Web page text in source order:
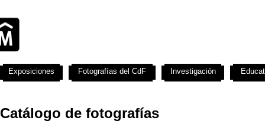
Catálogo de fotografías
Exposiciones Fotografías del CdF Investigación